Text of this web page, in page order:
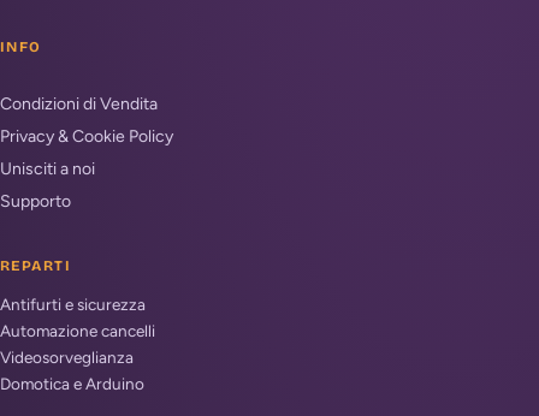
INFO
Condizioni di Vendita
Privacy & Cookie Policy
Unisciti a noi
Supporto
REPARTI
Antifurti e sicurezza
Automazione cancelli
Videosorveglianza
Domotica e Arduino